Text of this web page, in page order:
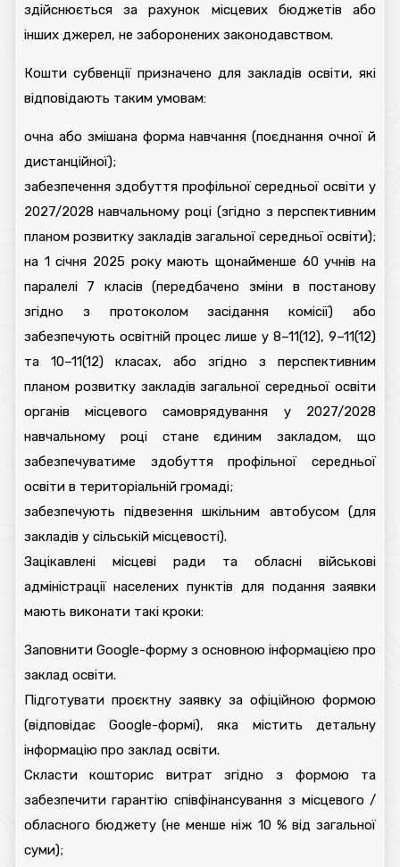
здійснюється за рахунок місцевих бюджетів або
інших джерел, не заборонених законодавством.
Кошти субвенції призначено для закладів освіти, які
відповідають таким умовам:
очна або змішана форма навчання (поєднання очної й
дистанційної);
забезпечення здобуття профільної середньої освіти у
2027/2028 навчальному році (згідно з перспективним
планом розвитку закладів загальної середньої освіти);
на 1 січня 2025 року мають щонайменше 60 учнів на
паралелі 7 класів (передбачено зміни в постанову
згідно з протоколом засідання комісії) або
забезпечують освітній процес лише у 8–11(12), 9–11(12)
та 10–11(12) класах, або згідно з перспективним
планом розвитку закладів загальної середньої освіти
органів місцевого самоврядування у 2027/2028
навчальному році стане єдиним закладом, що
забезпечуватиме здобуття профільної середньої
освіти в територіальній громаді;
забезпечують підвезення шкільним автобусом (для
закладів у сільській місцевості).
Зацікавлені місцеві ради та обласні військові
адміністрації населених пунктів для подання заявки
мають виконати такі кроки:
Заповнити Google-форму з основною інформацією про
заклад освіти.
Підготувати проєктну заявку за офіційною формою
(відповідає Google-формі), яка містить детальну
інформацію про заклад освіти.
Скласти кошторис витрат згідно з формою та
забезпечити гарантію співфінансування з місцевого /
обласного бюджету (не менше ніж 10 % від загальної
суми);